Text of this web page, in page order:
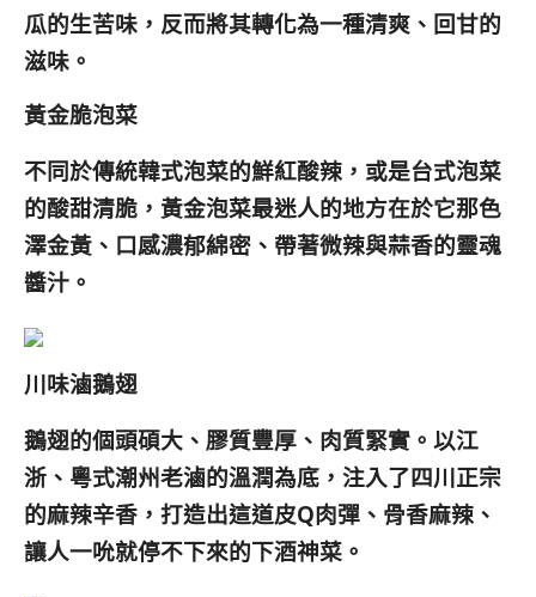
瓜的生苦味，反而將其轉化為一種清爽、回甘的
滋味。
黃金脆泡菜
不同於傳統韓式泡菜的鮮紅酸辣，或是台式泡菜
的酸甜清脆，黃金泡菜最迷人的地方在於它那色
澤金黃、口感濃郁綿密、帶著微辣與蒜香的靈魂
醬汁。
川味滷鵝翅
鵝翅的個頭碩大、膠質豐厚、肉質緊實。以江
浙、粵式潮州老滷的溫潤為底，注入了四川正宗
的麻辣辛香，打造出這道皮Q肉彈、骨香麻辣、
讓人一吮就停不下來的下酒神菜。